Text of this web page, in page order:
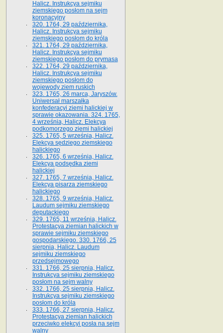
Halicz. Instrukcya sejmiku
ziemskiego posłom na sejm
koronacyjny
320. 1764, 29 października,
Halicz. Instrukcya sejmiku
ziemskiego posłom do króla
321. 1764, 29 października,
Halicz. Instrukcya sejmiku
ziemskiego posłom do prymasa
322. 1764, 29 października,
Halicz. Instrukcya sejmiku
ziemskiego posłom do
wojewody ziem ruskich
323. 1765, 26 marca, Jaryszów.
Uniwersał marszałka
konfederacyi ziemi halickiej w
sprawie okazowania. 324. 1765,
4 września, Halicz. Elekcya
podkomorzego ziemi halickiej
325. 1765, 5 września, Halicz.
Elekcya sędziego ziemskiego
halickiego
326. 1765, 6 września, Halicz.
Elekcya podsędka ziemi
halickiej
327. 1765, 7 września, Halicz.
Elekcya pisarza ziemskiego
halickiego
328. 1765, 9 września, Halicz.
Laudum sejmiku ziemskiego
deputackiego
329. 1765, 11 września, Halicz.
Protestacya ziemian halickich w
sprawie sejmiku ziemskiego
gospodarskiego. 330. 1766, 25
sierpnia, Halicz. Laudum
sejmiku ziemskiego
przedsejmowego
331. 1766, 25 sierpnia, Halicz.
Instrukcya sejmiku ziemskiego
posłom na sejm walny
332. 1766, 25 sierpnia, Halicz.
Instrukcya sejmiku ziemskiego
posłom do króla
333. 1766, 27 sierpnia, Halicz.
Protestacya ziemian halickich
przeciwko elekcyi posła na sejm
walny